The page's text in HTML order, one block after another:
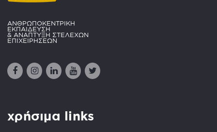
ΑΝΘΡΩΠΟΚΕΝΤΡΙΚΗ
ΕΚΠΑΙΔΕΥΣΗ
& ΑΝΑΠΤΥΞΗ ΣΤΕΛΕΧΩΝ
ΕΠΙΧΕΙΡΗΣΕΩΝ
χρήσιμα links